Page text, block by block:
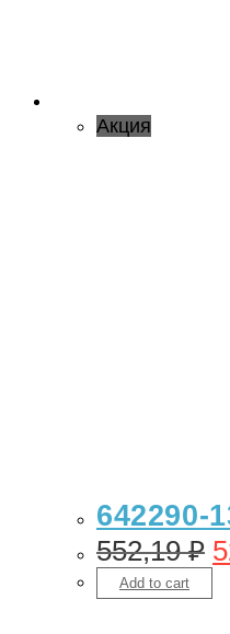
Акция
642290-
552,19₽
Add to cart